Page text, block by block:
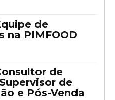
de
na PIMFOOD
de
de
e Pós-Venda